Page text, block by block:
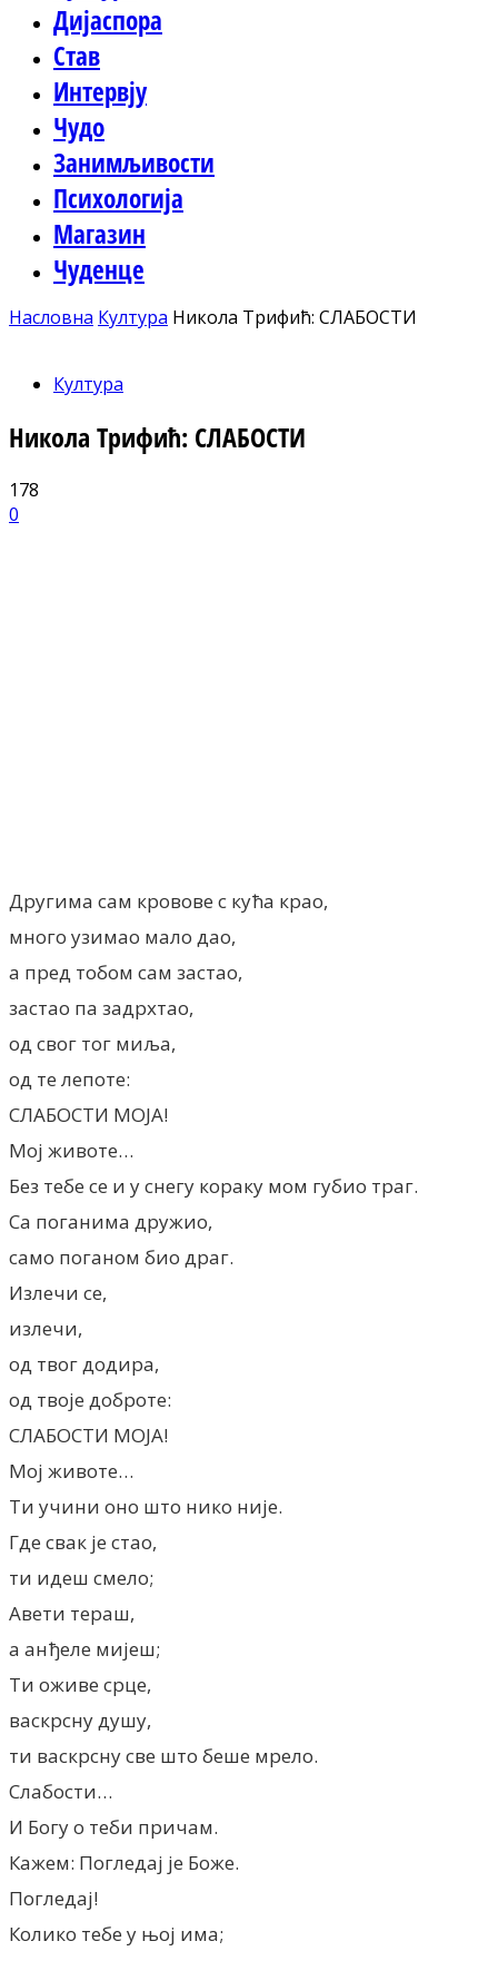
Дијаспора
Став
Интервју
Чудо
Занимљивости
Психологија
Магазин
Чуденце
Насловна Култура Никола Трифић: СЛАБОСТИ
Култура
Никола Трифић: СЛАБОСТИ
178
0
Другима сам кровове с кућа крао,
много узимао мало дао,
а пред тобом сам застао,
застао па задрхтао,
од свог тог миља,
од те лепоте:
СЛАБОСТИ МОЈА!
Мој животе…
Без тебе се и у снегу кораку мом губио траг.
Са поганима дружио,
само поганом био драг.
Излечи се,
излечи,
од твог додира,
од твоје доброте:
СЛАБОСТИ МОЈА!
Мој животе…
Ти учини оно што нико није.
Где свак је стао,
ти идеш смело;
Авети тераш,
а анђеле мијеш;
Ти оживе срце,
васкрсну душу,
ти васкрсну све што беше мрело.
Слабости…
И Богу о теби причам.
Кажем: Погледај је Боже.
Погледај!
Колико тебе у њој има;